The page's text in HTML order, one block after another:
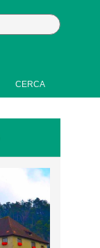
CERCA